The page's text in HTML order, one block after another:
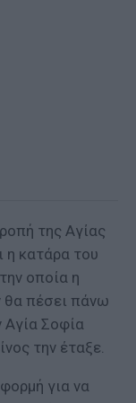
της Αγίας
η κατάρα του
οποία η
θα πέσει πάνω
Αγία Σοφία
την έταξε.
για να